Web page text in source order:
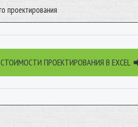
проектирования
ПРОЕКТИРОВАНИЯ В EXCEL